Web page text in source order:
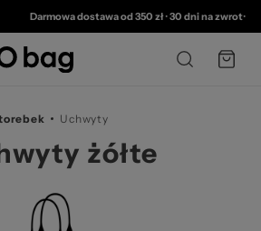
Darmowa dostawa od 350 zł •30 dni na zwrot•2
Uchwyty
żółte